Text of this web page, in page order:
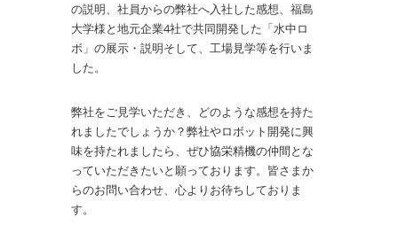
の説明、社員からの弊社へ入社した感想、福島
大学様と地元企業4社で共同開発した「水中ロ
ボ」の展示・説明そして、工場見学等を行いま
した。
弊社をご見学いただき、どのような感想を持た
れましたでしょうか？弊社やロボット開発に興
味を持たれましたら、ぜひ協栄精機の仲間とな
っていただきたいと願っております。皆さまか
らのお問い合わせ、心よりお待ちしておりま
す。